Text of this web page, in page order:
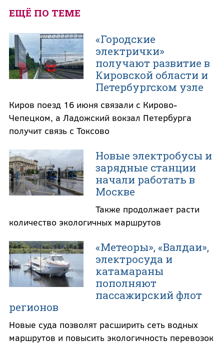
ЕЩЁ ПО ТЕМЕ
«Городские
электрички»
получают развитие в
Кировской области и
Петербургском узле
Киров поезд 16 июня связали с Кирово-
Чепецком, а Ладожский вокзал Петербурга
получит связь с Токсово
Новые электробусы и
зарядные станции
начали работать в
Москве
Также продолжает расти
количество экологичных маршрутов
«Метеоры», «Валдаи»,
электросуда и
катамараны
пополняют
пассажирский флот
регионов
Новые суда позволят расширить сеть водных
маршрутов и повысить экологичность перевозок